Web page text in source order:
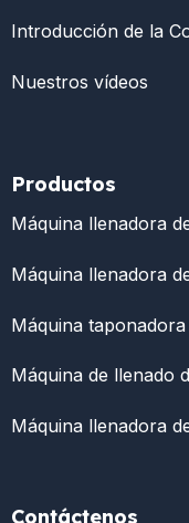
Introducción de la
Nuestros vídeos
Productos
Máquina llenadora
Máquina llenadora
Máquina
Máquina de llenado
Máquina llenadora
Contáctenos